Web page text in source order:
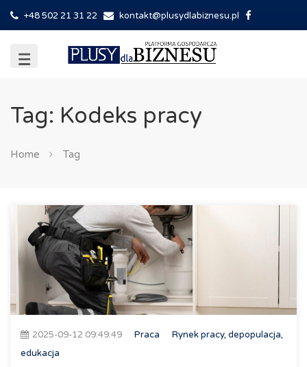
+48 502 21 31 22 kontakt@plusydlabiznesu.pl
Tag: Kodeks pracy
Home Tag
2025-09-12 09:49:49 Praca
Rynek pracy, depopulacja,
edukacja